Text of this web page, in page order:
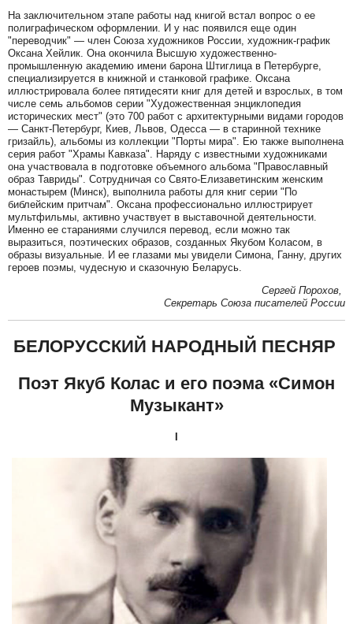
На заключительном этапе работы над книгой встал вопрос о ее
полиграфическом оформлении. И у нас появился еще один
"переводчик" — член Союза художников России, художник-график
Оксана Хейлик. Она окончила Высшую художественно-
промышленную академию имени барона Штиглица в Петербурге,
специализируется в книжной и станковой графике. Оксана
иллюстрировала более пятидесяти книг для детей и взрослых, в том
числе семь альбомов серии "Художественная энциклопедия
исторических мест" (это 700 работ с архитектурными видами городов
— Санкт-Петербург, Киев, Львов, Одесса — в старинной технике
гризайль), альбомы из коллекции "Порты мира". Ею также выполнена
серия работ "Храмы Кавказа". Наряду с известными художниками
она участвовала в подготовке объемного альбома "Православный
образ Тавриды". Сотрудничая со Свято-Елизаветинским женским
монастырем (Минск), выполнила работы для книг серии "По
библейским притчам". Оксана профессионально иллюстрирует
мультфильмы, активно участвует в выставочной деятельности.
Именно ее стараниями случился перевод, если можно так
выразиться, поэтических образов, созданных Якубом Коласом, в
образы визуальные. И ее глазами мы увидели Симона, Ганну, других
героев поэмы, чудесную и сказочную Беларусь.
Сергей Порохов,
Секретарь Союза писателей России
БЕЛОРУССКИЙ НАРОДНЫЙ ПЕСНЯР
Поэт Якуб Колас и его поэма «Симон
Музыкант»